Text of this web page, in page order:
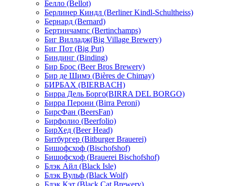
Белло (Bellot)
Берлинер Киндл (Berliner Kindl-Schultheiss)
Бернард (Bernard)
Бертинчампс (Bertinchamps)
Биг Вилладж(Big Village Brewery)
Биг Пот (Big Put)
Биндинг (Binding)
Бир Брос (Beer Bros Brewery)
Бир де Шимэ (Bières de Chimay)
БИРБАХ (BIERBACH)
Бирра Дель Борго(BIRRA DEL BORGO)
Бирра Перони (Birra Peroni)
БирсФан (BeersFan)
Бирфолио (Beerfolio)
БирХед (Beer Head)
Битбургер (Bitburger Brauerei)
Бишофсхоф (Bischofshof)
Бишофсхоф (Brauerei Bischofshof)
Блэк Айл (Black Isle)
Блэк Вульф (Black Wolf)
Блэк Кэт (Black Cat Brewery)